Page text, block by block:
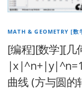
MATH & GEOMETRY [数
[编程][数学][几
|x|^n+|y|^n=1
曲线 (方与圆的